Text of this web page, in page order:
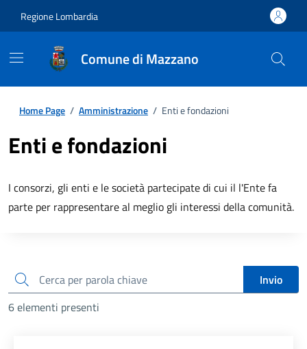
Regione Lombardia
Comune di Mazzano
Home Page / Amministrazione / Enti e fondazioni
Enti e fondazioni
I consorzi, gli enti e le società partecipate di cui il l'Ente fa
parte per rappresentare al meglio gli interessi della comunità.
cerca
Invio
6 elementi presenti